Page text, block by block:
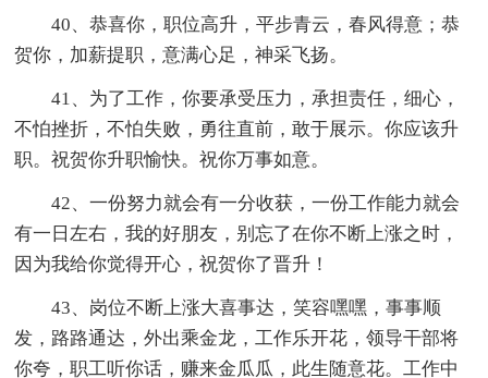
40、恭喜你，职位高升，平步青云，春风得意；恭
贺你，加薪提职，意满心足，神采飞扬。
41、为了工作，你要承受压力，承担责任，细心，
不怕挫折，不怕失败，勇往直前，敢于展示。你应该升
职。祝贺你升职愉快。祝你万事如意。
42、一份努力就会有一分收获，一份工作能力就会
有一日左右，我的好朋友，别忘了在你不断上涨之时，
因为我给你觉得开心，祝贺你了晋升！
43、岗位不断上涨大喜事达，笑容嘿嘿，事事顺
发，路路通达，外出乘金龙，工作乐开花，领导干部将
你夸，职工听你话，赚来金瓜瓜，此生随意花。工作中